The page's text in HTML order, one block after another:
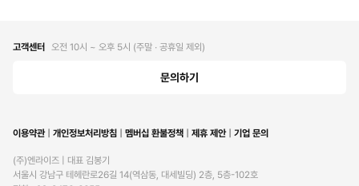
고객센터 오전 10시 ~ 오후 5시 (주말 ∙ 공휴일 제외)
문의하기
이용약관 개인정보처리방침 멤버십 환불정책 제휴 제안 기업 문의
(주)엔라이즈 | 대표 김봉기
서울시 강남구 테헤란로26길 14(역삼동, 대세빌딩) 2층, 5층-102호